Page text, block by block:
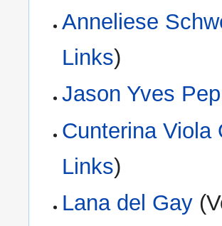
Anneliese
Links)
Jason Yves
Cunterina Viola
Links)
Lana del Gay